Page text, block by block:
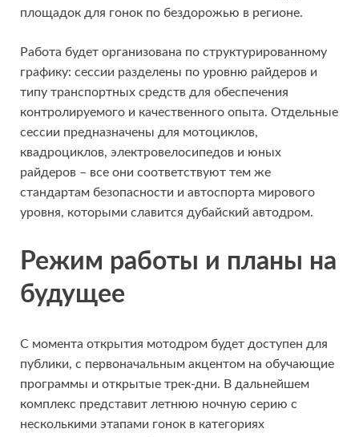
площадок для гонок по бездорожью в регионе.
Работа будет организована по структурированному
графику: сессии разделены по уровню райдеров и
типу транспортных средств для обеспечения
контролируемого и качественного опыта. Отдельные
сессии предназначены для мотоциклов,
квадроциклов, электровелосипедов и юных
райдеров – все они соответствуют тем же
стандартам безопасности и автоспорта мирового
уровня, которыми славится дубайский автодром.
Режим работы и планы на
будущее
С момента открытия мотодром будет доступен для
публики, с первоначальным акцентом на обучающие
программы и открытые трек-дни. В дальнейшем
комплекс представит летнюю ночную серию с
несколькими этапами гонок в категориях